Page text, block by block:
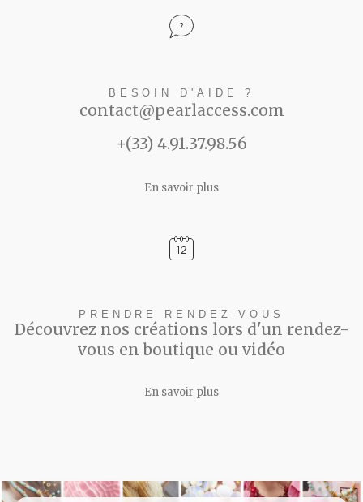
BESOIN D'AIDE ?
contact@pearlaccess.com
+(33) 4.91.37.98.56
En savoir plus
PRENDRE RENDEZ-VOUS
Découvrez nos créations lors d'un rendez-
vous en boutique ou vidéo
En savoir plus